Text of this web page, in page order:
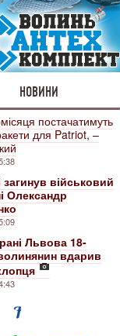
НОВИНИ
постачатимуть
для Patriot, –
загинув військовий
Олександр
Львова 18-
вдарив